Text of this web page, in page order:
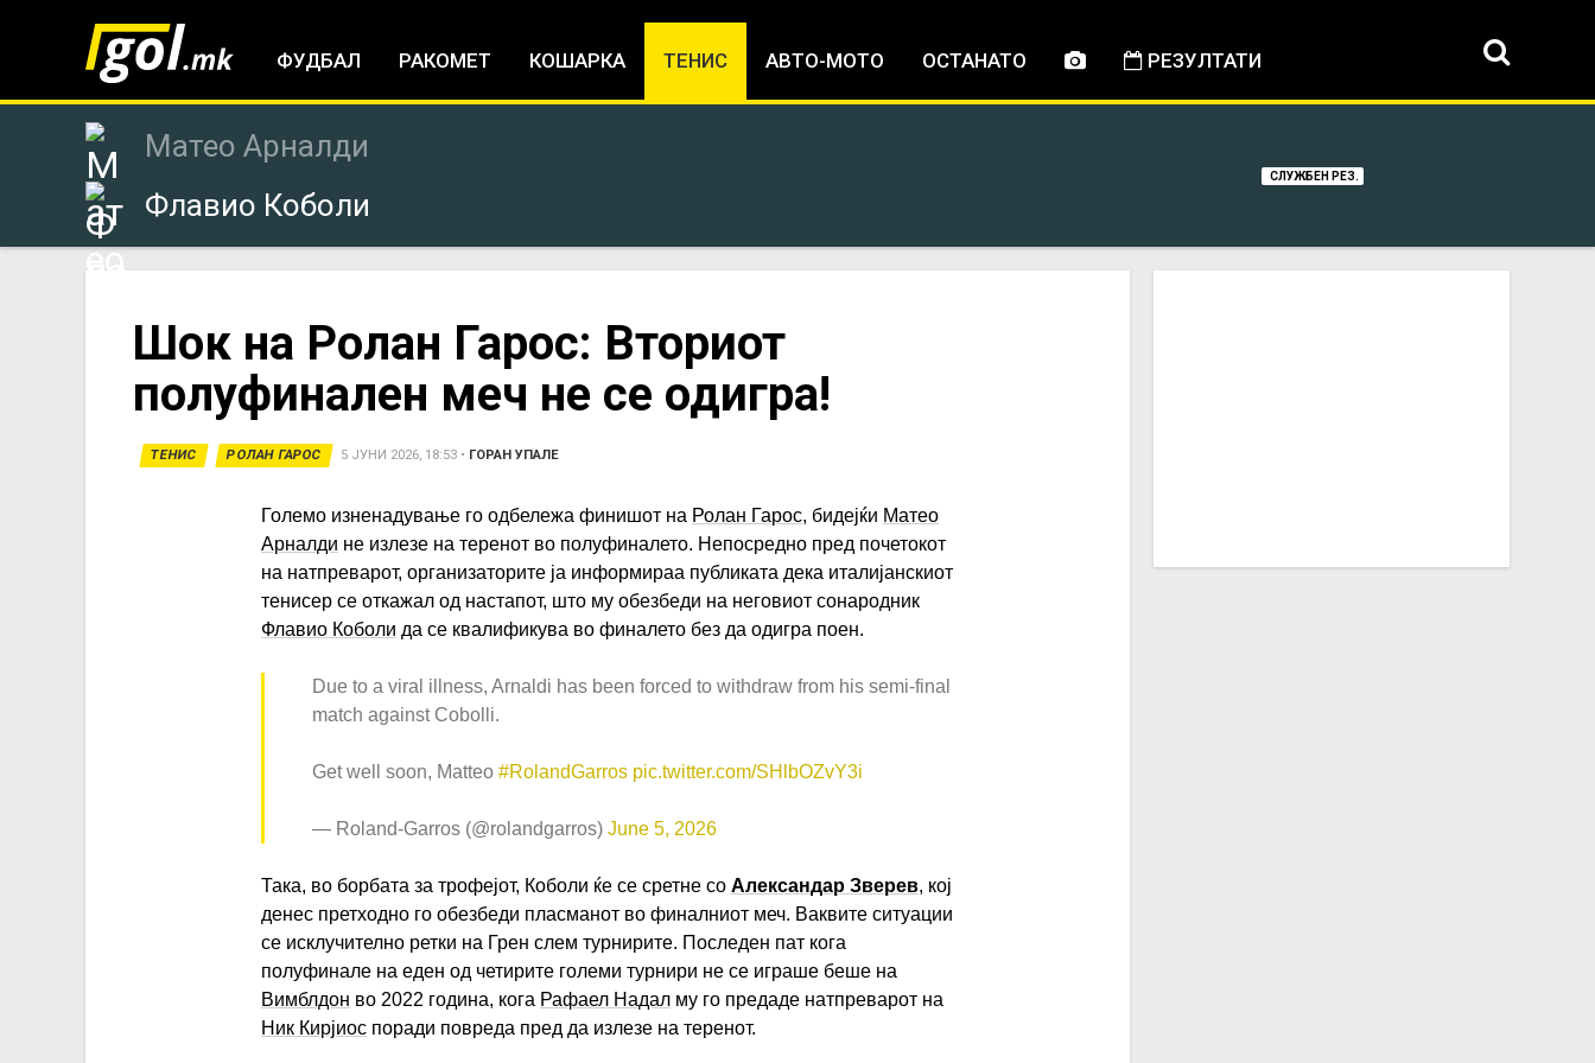
ФУДБАЛ РАКОМЕТ КОШАРКА ТЕНИС АВТО-МОТО ОСТАНАТО РЕЗУЛТАТИ
Матео Арналди
Флавио Коболи
СЛУЖБЕН РЕЗ.
here
Шок на Ролан Гарос: Вториот
полуфинален меч не се одигра!
ТЕНИС РОЛАН ГАРОС 5 ЈУНИ 2026, 18:53 • ГОРАН УПАЛЕ
Големо изненадување го одбележа финишот на Ролан Гарос, бидејќи Матео
Арналди не излезе на теренот во полуфиналето. Непосредно пред почетокот
на натпреварот, организаторите ја информираа публиката дека италијанскиот
тенисер се откажал од настапот, што му обезбеди на неговиот сонародник
Флавио Коболи да се квалификува во финалето без да одигра поен.
Due to a viral illness, Arnaldi has been forced to withdraw from his semi-final
match against Cobolli.
Get well soon, Matteo #RolandGarros pic.twitter.com/SHlbOZvY3i
— Roland-Garros (@rolandgarros) June 5, 2026
Така, во борбата за трофејот, Коболи ќе се сретне со Александар Зверев, кој
денес претходно го обезбеди пласманот во финалниот меч. Ваквите ситуации
се исклучително ретки на Грен слем турнирите. Последен пат кога
полуфинале на еден од четирите големи турнири не се играше беше на
Вимблдон во 2022 година, кога Рафаел Надал му го предаде натпреварот на
Ник Кирјиос поради повреда пред да излезе на теренот.